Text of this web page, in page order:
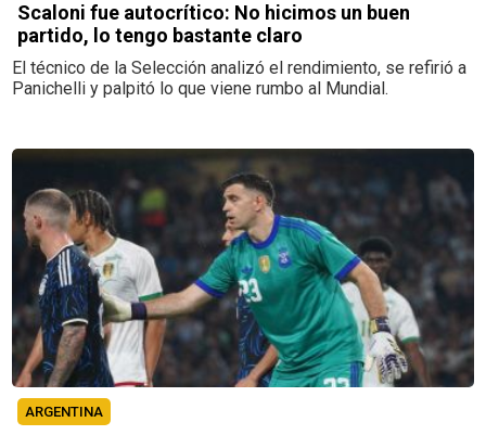
Scaloni fue autocrítico: No hicimos un buen
partido, lo tengo bastante claro
El técnico de la Selección analizó el rendimiento, se refirió a
Panichelli y palpitó lo que viene rumbo al Mundial.
ARGENTINA